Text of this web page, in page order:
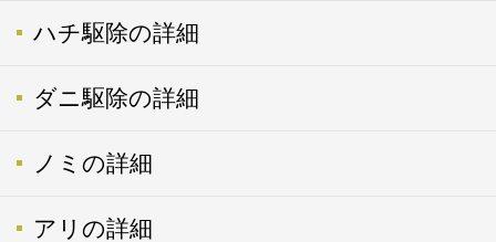
ハチ駆除の詳細
ダニ駆除の詳細
ノミの詳細
アリの詳細